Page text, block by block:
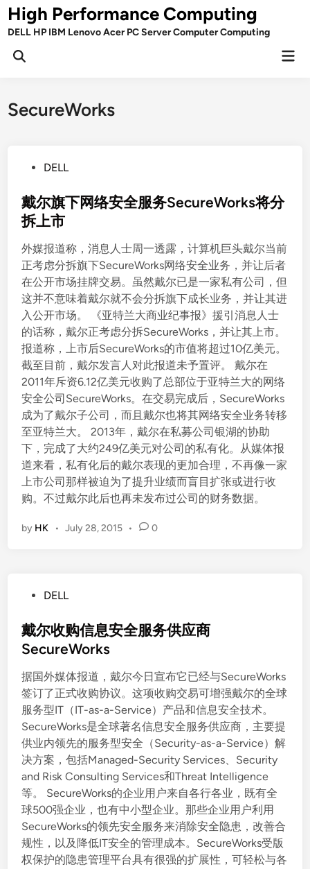
Skip
toHigh Performance Computing
DELL HP IBM Lenovo Acer PC Server Computer Computing
Open
SecureWorks
s
t
d
i
n
DELL
戴尔旗下网络安全服务SecureWorks将分
拆上市
外媒报道称，消息人士周一透露，计算机巨头戴尔当前
正考虑分拆旗下SecureWorks网络安全业务，并让后者
在公开市场挂牌交易。虽然戴尔已是一家私有公司，但
这并不意味着戴尔就不会分拆旗下成长业务，并让其进
入公开市场。 《亚特兰大商业纪事报》援引消息人士
的话称，戴尔正考虑分拆SecureWorks，并让其上市。
报道称，上市后SecureWorks的市值将超过10亿美元。
截至目前，戴尔发言人对此报道未予置评。 戴尔在
2011年斥资6.12亿美元收购了总部位于亚特兰大的网络
安全公司SecureWorks。在交易完成后，SecureWorks
成为了戴尔子公司，而且戴尔也将其网络安全业务转移
至亚特兰大。 2013年，戴尔在私募公司银湖的协助
下，完成了大约249亿美元对公司的私有化。从媒体报
道来看，私有化后的戴尔表现的更加合理，不再像一家
上市公司那样被迫为了提升业绩而盲目扩张或进行收
购。不过戴尔此后也再未发布过公司的财务数据。
by HK • July 28, 2015 • 0
s
t
d
i
n
DELL
戴尔收购信息安全服务供应商
SecureWorks
据国外媒体报道，戴尔今日宣布它已经与SecureWorks
签订了正式收购协议。这项收购交易可增强戴尔的全球
服务型IT（IT-as-a-Service）产品和信息安全技术。
SecureWorks是全球著名信息安全服务供应商，主要提
供业内领先的服务型安全（Security-as-a-Service）解
决方案，包括Managed-Security Services、Security
and Risk Consulting Services和Threat Intelligence
等。 SecureWorks的企业用户来自各行各业，既有全
球500强企业，也有中小型企业。那些企业用户利用
SecureWorks的领先安全服务来消除安全隐患，改善合
规性，以及降低IT安全的管理成本。SecureWorks受版
权保护的隐患管理平台具有很强的扩展性，可轻松与各